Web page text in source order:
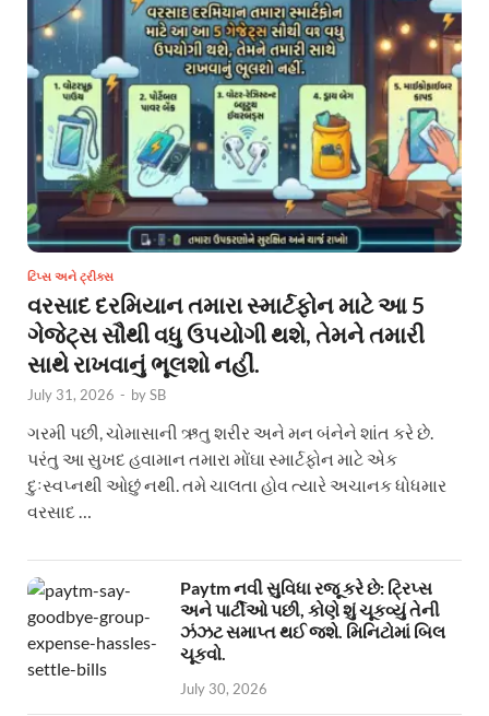
ટિપ્સ અને ટ્રીક્સ
વરસાદ દરમિયાન તમારા સ્માર્ટફોન માટે આ 5
ગેજેટ્સ સૌથી વધુ ઉપયોગી થશે, તેમને તમારી
સાથે રાખવાનું ભૂલશો નહીં.
July 31, 2026 - bySB
ગરમી પછી, ચોમાસાની ઋતુ શરીર અને મન બંનેને શાંત કરે છે.
પરંતુ આ સુખદ હવામાન તમારા મોંઘા સ્માર્ટફોન માટે એક
દુઃસ્વપ્નથી ઓછું નથી. તમે ચાલતા હોવ ત્યારે અચાનક ધોધમાર
વરસાદ …
Paytm નવી સુવિધા રજૂ કરે છે: ટ્રિપ્સ
અને પાર્ટીઓ પછી, કોણે શું ચૂકવ્યું તેની
ઝંઝટ સમાપ્ત થઈ જશે. મિનિટોમાં બિલ
ચૂકવો.
July 30, 2026